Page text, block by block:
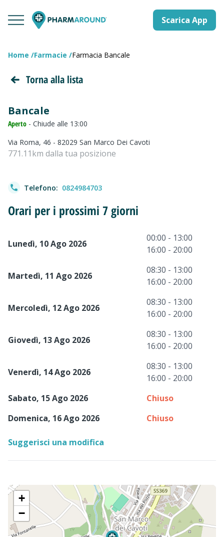
Scarica App
Home Farmacie Farmacia Bancale
Torna alla lista
Bancale
Aperto - Chiude alle 13:00
Via Roma, 46 - 82029 San Marco Dei Cavoti
771.11km dalla tua posizione
Telefono: 0824984703
Orari per i prossimi 7 giorni
Lunedì, 10 Ago 2026
00:00 - 13:00
16:00 - 20:00
Martedì, 11 Ago 2026
08:30 - 13:00
16:00 - 20:00
Mercoledì, 12 Ago 2026
08:30 - 13:00
16:00 - 20:00
Giovedì, 13 Ago 2026
08:30 - 13:00
16:00 - 20:00
Venerdì, 14 Ago 2026
08:30 - 13:00
16:00 - 20:00
Sabato, 15 Ago 2026
Chiuso
Domenica, 16 Ago 2026
Chiuso
Suggerisci una modifica
+
−